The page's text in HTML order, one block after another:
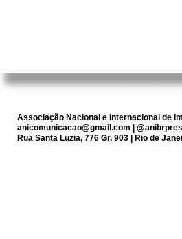
Associação Nacional e Internacional de
anicomunicacao@gmail.com |
Rua Santa Luzia, 776 Gr. 903 | Rio de